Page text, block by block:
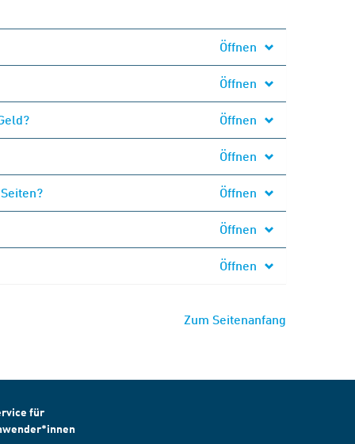
Öffnen
Öffnen
Öffnen
Öffnen
Öffnen
Öffnen
Öffnen
Zum Seitenanfang
für